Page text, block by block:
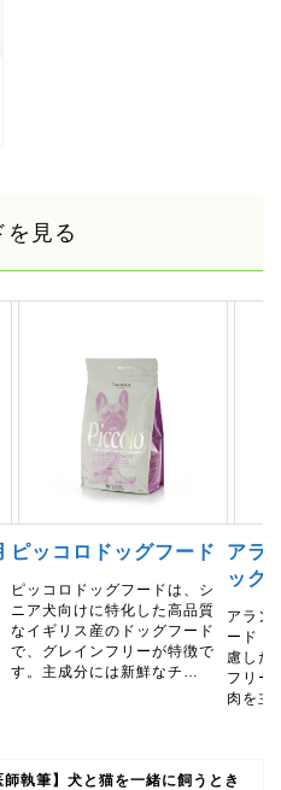
を見る
ピッコロドッグフード
ピッコロドッグフードは、シ
ニア犬向けに特化した高品質
なイギリス産のドッグフード
で、グレインフリーが特徴で
す。主成分には新鮮なチ…
アラ
ッグ
アラン
ード
慮した
フリー
肉を主
師執筆】犬と猫を一緒に飼うとき